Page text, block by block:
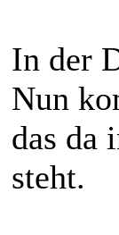
In der
Nun
das da
steht.